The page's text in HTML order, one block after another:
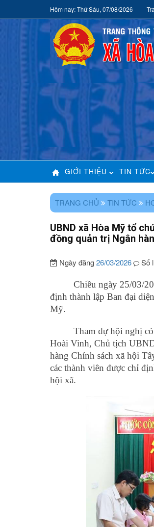
Hôm nay: Thứ Sáu, 07/08/2026
GIỚI THIỆU TIN TỨC
TRANG CHỦ TIN TỨC
UBND xã Hòa Mỹ tổ
đồng quản trị Ngân
Ngày đăng26/03/2026 Số
Chiều ngày 25/03/
định thành lập Ban đại
Mỹ.
Tham dự hội nghị
Hoài Vinh, Chủ tịch
hàng Chính sách xã hội
các thành viên được chỉ
hội xã.